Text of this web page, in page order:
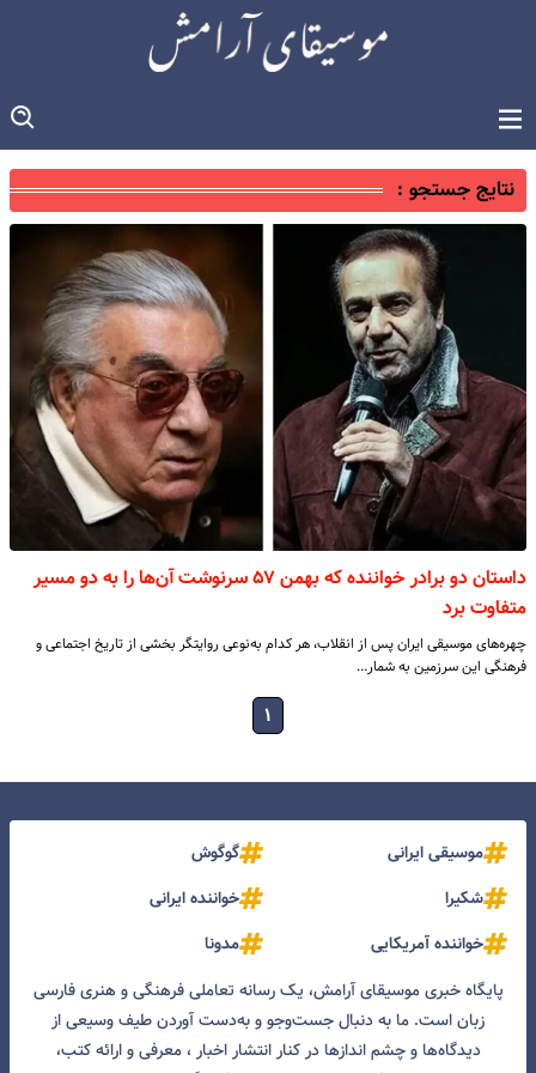
نتایج جستجو :
داستان دو برادر خواننده که بهمن ۵۷ سرنوشت آن‌ها را به دو مسیر
متفاوت برد
چهره‌های موسیقی ایران پس از انقلاب، هر کدام به‌نوعی روایتگر بخشی از تاریخ اجتماعی و
فرهنگی این سرزمین‌ به شمار…
۱
موسیقی ایرانی
گوگوش
شکیرا
خواننده ایرانی
خواننده آمریکایی
مدونا
پایگاه خبری موسیقای آرامش، یک رسانه تعاملی فرهنگی و هنری فارسی
زبان است. ما به دنبال جست‌و‌جو و به‌دست آوردن طیف وسیعی از
دیدگاه‌ها و چشم انداز‌ها در کنار انتشار اخبار ، معرفی و ارائه کتب،